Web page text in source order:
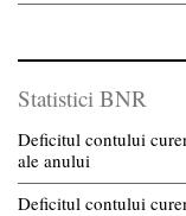
Statistici BNR
Deficitul contului
ale anului
Deficitul contului